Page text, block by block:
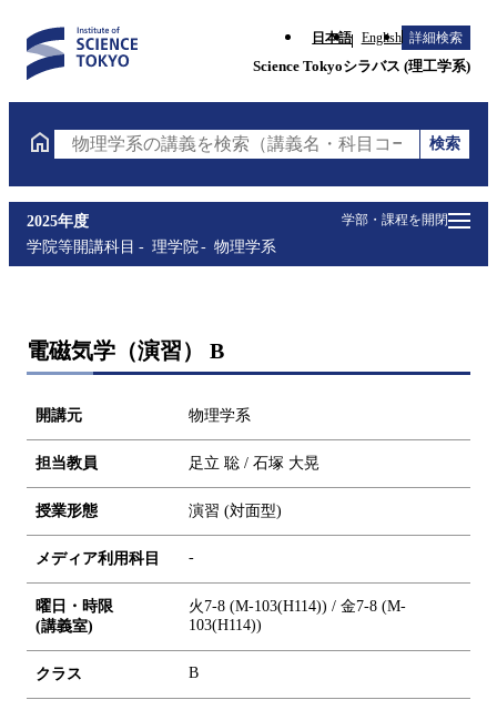
日本語 English 詳細検索
Science Tokyoシラバス (理工学系)
物理学系の講義を検索（講義名・科目コード・担当教
検索
学部・課程を開閉
2025年度
学院等開講科目
理学院 物理学系
電磁気学（演習） B
開講元 物理学系
担当教員 足立 聡 / 石塚 大晃
授業形態 演習 (対面型)
メディア利用科目 -
曜日・時限
(講義室)
火7-8 (M-103(H114)) / 金7-8 (M-
103(H114))
クラス B